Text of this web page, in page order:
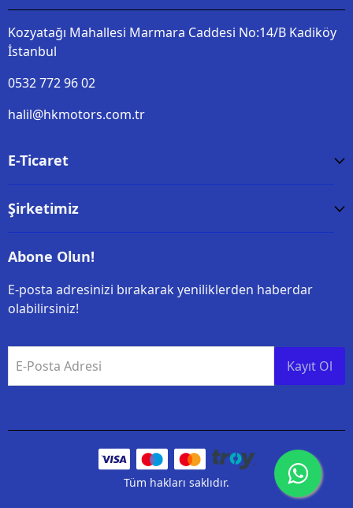
Kozyatağı Mahallesi Marmara Caddesi No:14/B Kadiköy
İstanbul
0532 772 96 02
halil@hkmotors.com.tr
E-Ticaret
Şirketimiz
Abone Olun!
E-posta adresinizi bırakarak yeniliklerden haberdar
olabilirsiniz!
E-Posta Adresi Kayıt Ol
Tüm hakları saklıdır.